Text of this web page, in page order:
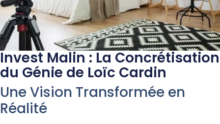
Invest Malin : La Concrétisation
du Génie de Loïc Cardin
Une Vision Transformée en
Réalité